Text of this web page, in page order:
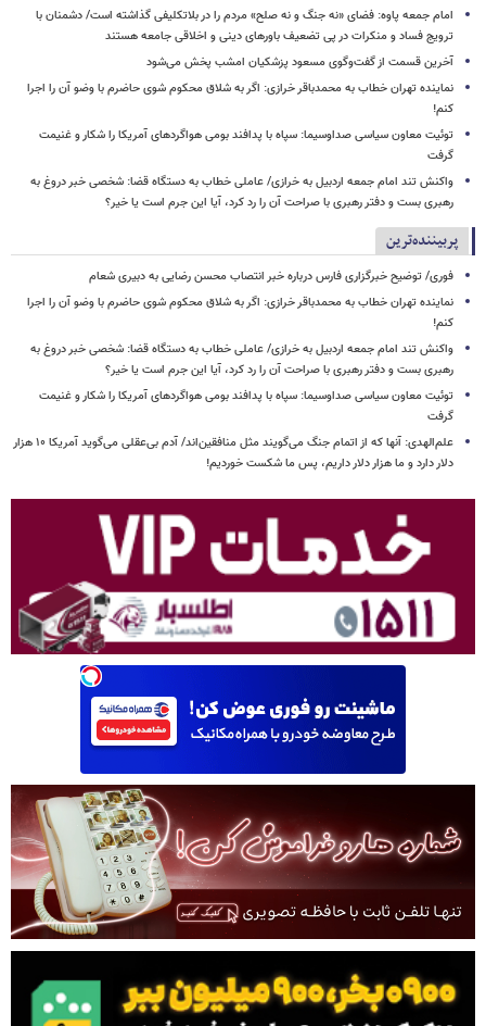
امام جمعه پاوه: فضای «نه جنگ و نه صلح» مردم را در بلاتکلیفی گذاشته است/ دشمنان با
ترویج فساد و منکرات در پی تضعیف باورهای دینی و اخلاقی جامعه هستند
آخرین قسمت از گفت‌وگوی مسعود پزشکیان امشب پخش می‌شود
نماینده تهران خطاب به محمدباقر خرازی: اگر به شلاق محکوم شوی حاضرم با وضو آن را اجرا
کنم!
توئیت معاون سیاسی صداوسیما: سپاه با پدافند بومی هواگردهای آمریکا را شکار و غنیمت
گرفت
واکنش تند امام جمعه اردبیل به خرازی/ عاملی خطاب به دستگاه قضا: شخصی خبر دروغ به
رهبری بست و دفتر رهبری با صراحت آن را رد کرد، آیا این جرم است یا خیر؟
پربیننده‌ترین
فوری/ توضیح خبرگزاری فارس درباره خبر انتصاب محسن رضایی به دبیری شعام
نماینده تهران خطاب به محمدباقر خرازی: اگر به شلاق محکوم شوی حاضرم با وضو آن را اجرا
کنم!
واکنش تند امام جمعه اردبیل به خرازی/ عاملی خطاب به دستگاه قضا: شخصی خبر دروغ به
رهبری بست و دفتر رهبری با صراحت آن را رد کرد، آیا این جرم است یا خیر؟
توئیت معاون سیاسی صداوسیما: سپاه با پدافند بومی هواگردهای آمریکا را شکار و غنیمت
گرفت
علم‌الهدی: آنها که از اتمام جنگ می‌گویند مثل منافقین‌اند/ آدم بی‌عقلی می‌گوید آمریکا ۱۰ هزار
دلار دارد و ما هزار دلار داریم، پس ما شکست خوردیم!